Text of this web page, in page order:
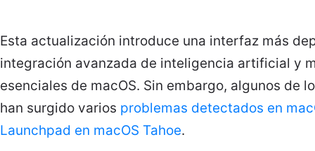
Esta actualización introduce una interfaz más
integración avanzada de inteligencia artificial y
esenciales de macOS. Sin embargo, algunos de
han surgido varios problemas detectados en
Launchpad en macOS Tahoe.